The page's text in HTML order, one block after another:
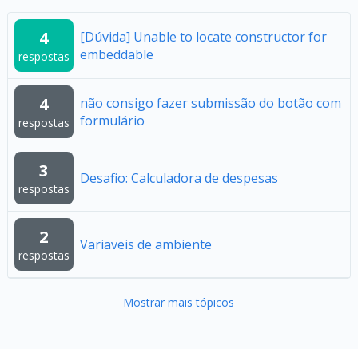
4
respostas
[Dúvida] Unable to locate constructor for
embeddable
4
respostas
não consigo fazer submissão do botão com
formulário
3
respostas
Desafio: Calculadora de despesas
2
respostas
Variaveis de ambiente
Mostrar mais tópicos